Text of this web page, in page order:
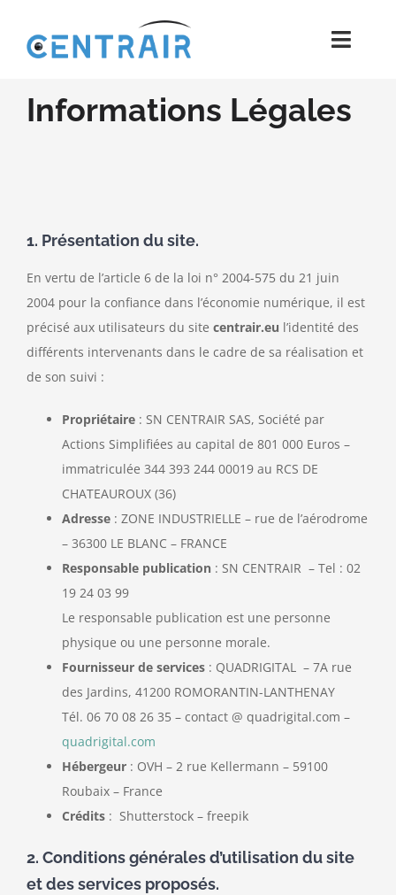
contenu
Historique
Qualité et Presse
Contact
Informations Légales
1. Présentation du site.
En vertu de l’article 6 de la loi n° 2004-575 du 21 juin
2004 pour la confiance dans l’économie numérique, il est
précisé aux utilisateurs du site centrair.eu l’identité des
différents intervenants dans le cadre de sa réalisation et
de son suivi :
Propriétaire: SN CENTRAIR SAS, Société par
Actions Simplifiées au capital de 801 000 Euros –
immatriculée 344 393 244 00019 au RCS DE
CHATEAUROUX (36)
Adresse: ZONE INDUSTRIELLE – rue de l’aérodrome
– 36300 LE BLANC – FRANCE
Responsable publication : SN CENTRAIR – Tel : 02
19 24 03 99
Le responsable publication est une personne
physique ou une personne morale.
Fournisseur de services: QUADRIGITAL – 7A rue
des Jardins, 41200 ROMORANTIN-LANTHENAY
Tél. 06 70 08 26 35 – contact @ quadrigital.com –
quadrigital.com
Hébergeur: OVH – 2 rue Kellermann – 59100
Roubaix – France
Crédits: Shutterstock – freepik
2. Conditions générales d’utilisation du site
et des services proposés.